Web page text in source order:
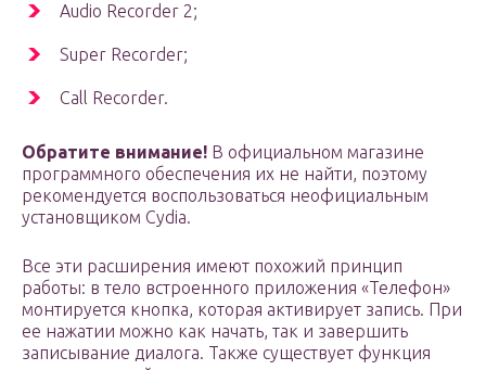
Audio Recorder 2;
Super Recorder;
Call Recorder.
Обратите внимание! В официальном магазине
программного обеспечения их не найти, поэтому
рекомендуется воспользоваться неофициальным
установщиком Cydia.
Все эти расширения имеют похожий принцип
работы: в тело встроенного приложения «Телефон»
монтируется кнопка, которая активирует запись. При
ее нажатии можно как начать, так и завершить
записывание диалога. Также существует функция